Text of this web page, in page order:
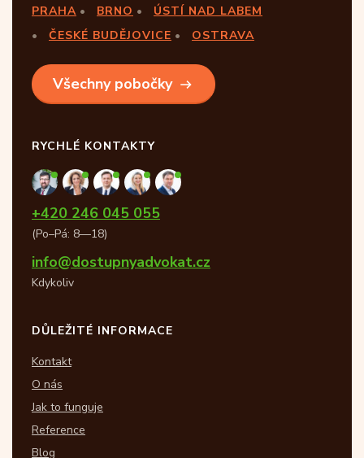
PRAHA BRNO
ÚSTÍ NAD LABEM
ČESKÉ BUDĚJOVICE
OSTRAVA
Všechny pobočky
RYCHLÉ KONTAKTY
+420 246 045 055
(Po–Pá: 8—18)
info@dostupnyadvokat.cz
Kdykoliv
DŮLEŽITÉ INFORMACE
Kontakt
O nás
Jak to funguje
Reference
Blog